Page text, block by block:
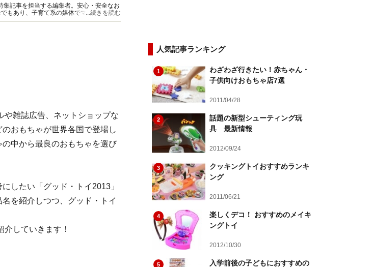
記事を担当する編集者。安心・安全なお
もあり、子育て系の媒体でママ目線の記
...続きを読む
や雑誌広告、ネットショップな
おもちゃが世界各国で登場し
中から最良のおもちゃを選び
したい「グッド・トイ2013」
を紹介しつつ、グッド・トイ
していきます！
人気記事ランキング
1
わざわざ行きたい！赤ちゃん・
子供向けおもちゃ店7選
2011/04/28
2
話題の新型シューティング玩
具 最新情報
2012/09/24
3
クッキングトイおすすめランキ
ング
2011/06/21
4
楽しくデコ！ おすすめのメイキ
ングトイ
2012/10/30
5
入学前後の子どもにおすすめの